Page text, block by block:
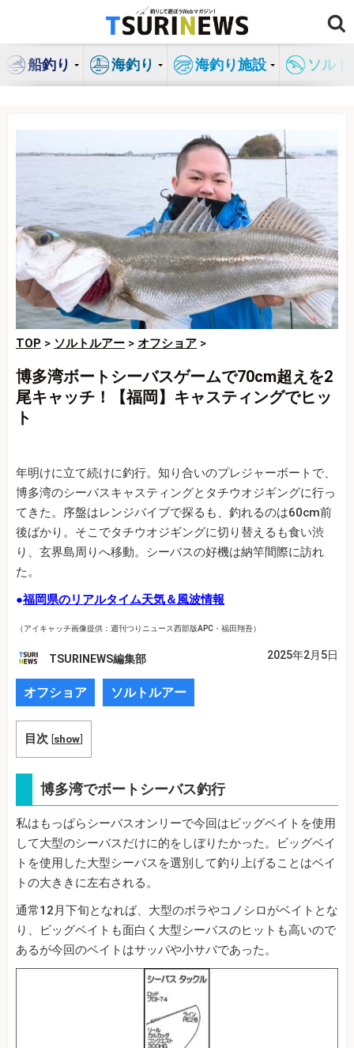
ン
船釣り 海釣り 海釣り施設 ソル
TOP > ソルトルアー > オフショア >
博多湾ボートシーバスゲームで70cm超えを2
尾キャッチ！【福岡】キャスティングでヒッ
ト
年明けに立て続けに釣行。知り合いのプレジャーボートで、
博多湾のシーバスキャスティングとタチウオジギングに行っ
てきた。序盤はレンジバイブで探るも、釣れるのは60cm前
後ばかり。そこでタチウオジギングに切り替えるも食い渋
り、玄界島周りへ移動。シーバスの好機は納竿間際に訪れ
た。
●福岡県のリアルタイム天気＆風波情報
（アイキャッチ画像提供：週刊つりニュース西部版APC・福田翔吾）
TSURINEWS編集部 2025年2月5日
オフショア ソルトルアー
目次 [show]
博多湾でボートシーバス釣行
私はもっぱらシーバスオンリーで今回はビッグベイトを使用
して大型のシーバスだけに的をしぼりたかった。ビッグベイ
トを使用した大型シーバスを選別して釣り上げることはベイ
トの大ききに左右される。
通常12月下旬となれば、大型のボラやコノシロがベイトとな
り、ビッグベイトも面白く大型シーバスのヒットも高いので
あるが今回のベイトはサッパや小サバであった。